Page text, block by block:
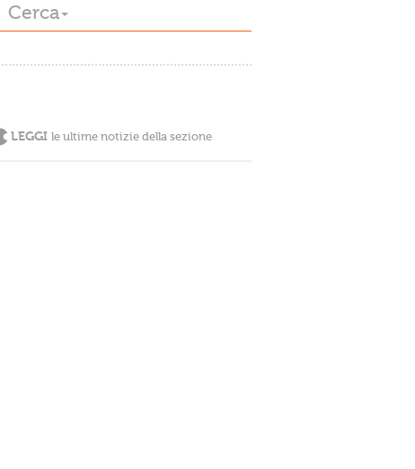
Cerca
LEGGI le ultime notizie della sezione